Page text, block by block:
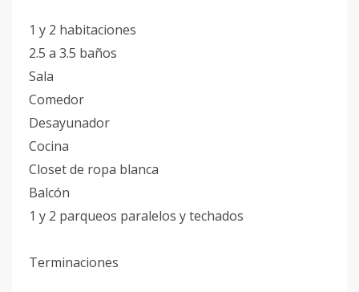
1 y 2 habitaciones
2.5 a 3.5 baños
Sala
Comedor
Desayunador
Cocina
Closet de ropa blanca
Balcón
1 y 2 parqueos paralelos y techados
Terminaciones